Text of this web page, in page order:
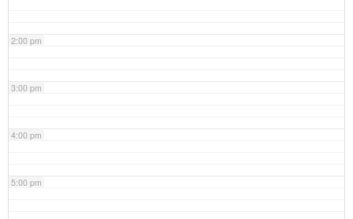
2:00 pm
3:00 pm
4:00 pm
5:00 pm